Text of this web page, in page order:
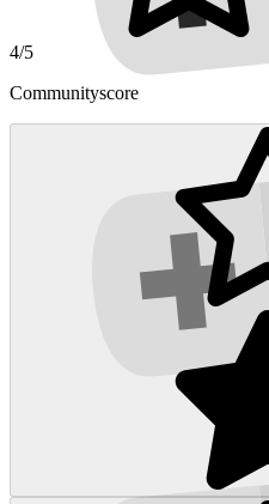
4/5
Communityscore